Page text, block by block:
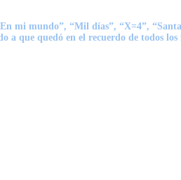
En mi mundo”, “Mil días”, “X=4”, “
a que quedó en el recuerdo de todos